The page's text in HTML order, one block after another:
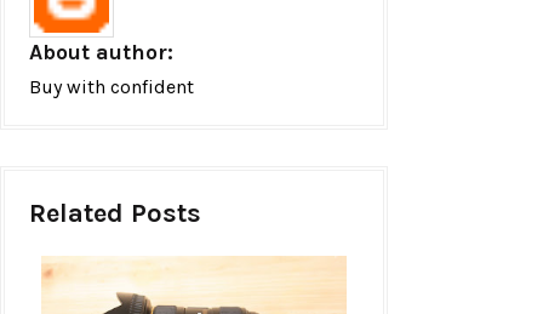
About author:
Buy with confident
Related Posts